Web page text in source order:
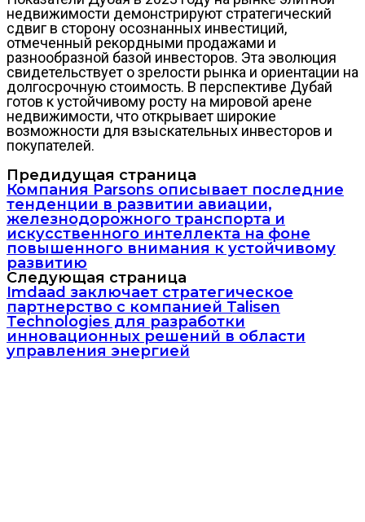
недвижимости демонстрируют стратегический
сдвиг в сторону осознанных инвестиций,
отмеченный рекордными продажами и
разнообразной базой инвесторов. Эта эволюция
свидетельствует о зрелости рынка и ориентации на
долгосрочную стоимость. В перспективе Дубай
готов к устойчивому росту на мировой арене
недвижимости, что открывает широкие
возможности для взыскательных инвесторов и
покупателей.
Предидущая страница
Компания Parsons описывает последние
тенденции в развитии авиации,
железнодорожного транспорта и
искусственного интеллекта на фоне
повышенного внимания к устойчивому
развитию
Следующая страница
Imdaad заключает стратегическое
партнерство с компанией Talisen
Technologies для разработки
инновационных решений в области
управления энергией